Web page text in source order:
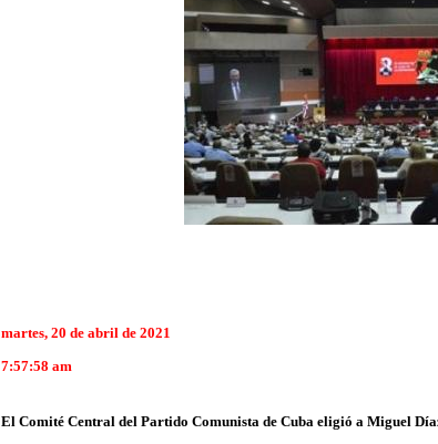
martes, 20 de abril de 2021
7:57:58 am
El Comité Central del Partido Comunista de Cuba eligió a Miguel